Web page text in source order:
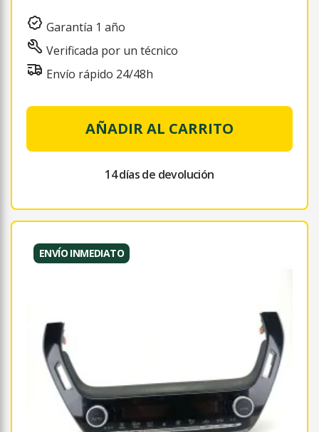
Garantía 1 año
Verificada por un técnico
Envío rápido 24/48h
AÑADIR AL CARRITO
14 días de devolución
ENVÍO INMEDIATO